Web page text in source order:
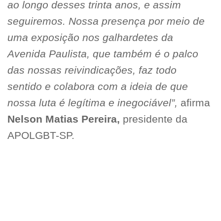
ao longo desses trinta anos, e assim
seguiremos. Nossa presença por meio de
uma exposição nos galhardetes da
Avenida Paulista, que também é o palco
das nossas reivindicações, faz todo
sentido e colabora com a ideia de que
nossa luta é legítima e inegociável”, afirma
Nelson Matias Pereira, presidente da
APOLGBT-SP.